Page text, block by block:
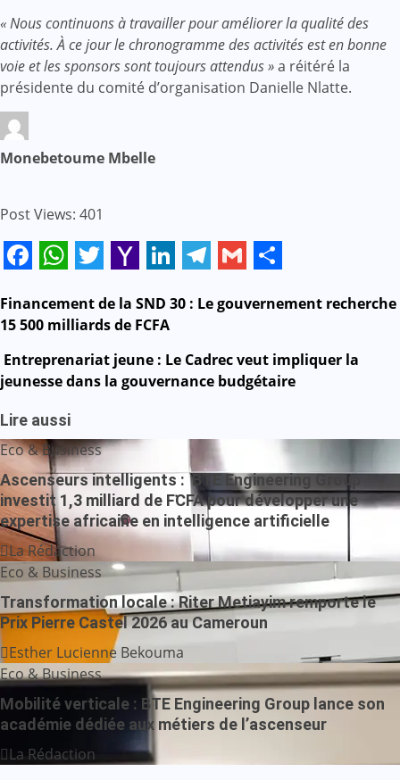
« Nous continuons à travailler pour améliorer la qualité des
activités. À ce jour le chronogramme des activités est en bonne
voie et les sponsors sont toujours attendus »a réitéré la
présidente du comité d’organisation Danielle Nlatte.
Monebetoume Mbelle
Post Views: 401
Mail
Navigation
l’article
Financement de la SND 30 : Le gouvernement recherche
15 500 milliards de FCFA
Entreprenariat jeune : Le Cadrec veut impliquer la
jeunesse dans la gouvernance budgétaire
Lire aussi
Eco & Business
Ascenseurs intelligents : BTE Engineering Group
investit 1,3 milliard de FCFA pour développer une
expertise africaine en intelligence artificielle
La Rédaction
Eco & Business
Transformation locale : Riter Metiayim remporte le
Prix Pierre Castel 2026 au Cameroun
Esther Lucienne Bekouma
Eco & Business
Mobilité verticale : BTE Engineering Group lance son
académie dédiée aux métiers de l’ascenseur
La Rédaction